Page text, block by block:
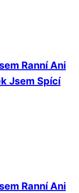
Ranní Ani
Jsem Spící
Ranní Ani